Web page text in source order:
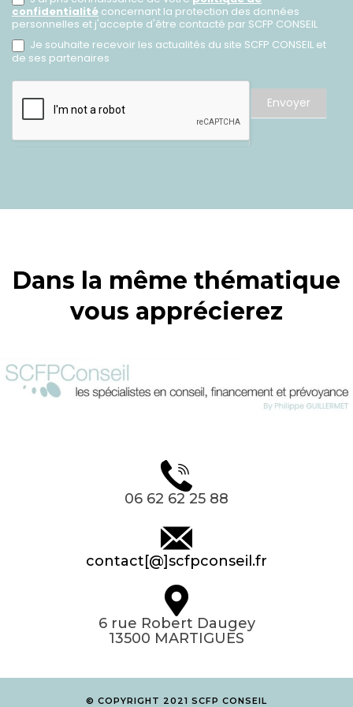
confidentialité concernant la protection des données
personnelles et j'accepte d'être contacté par SCFP CONSEIL
Je souhaite recevoir les actualités du site SCFP CONSEIL et
de ses partenaires
Envoyer
Dans la même thématique
vous apprécierez
06 62 62 25 88
contact[@]scfpconseil.fr
6 rue Robert Daugey
13500 MARTIGUES
© COPYRIGHT 2021 SCFP CONSEIL